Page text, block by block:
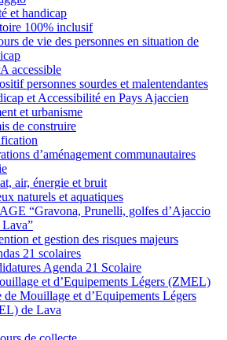
et handicap
100% inclusif
de vie des personnes en situation de
accessible
personnes sourdes et malentendantes
et Accessibilité en Pays Ajaccien
et urbanisme
de construire
d’aménagement communautaires
air, énergie et bruit
naturels et aquatiques
“Gravona, Prunelli, golfes d’Ajaccio
Lava”
et gestion des risques majeurs
21 scolaires
Agenda 21 Scolaire
et d’Equipements Légers (ZMEL)
de Mouillage et d’Equipements Légers
de Lava